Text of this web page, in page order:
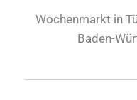
Wochenmarkt in
Baden-